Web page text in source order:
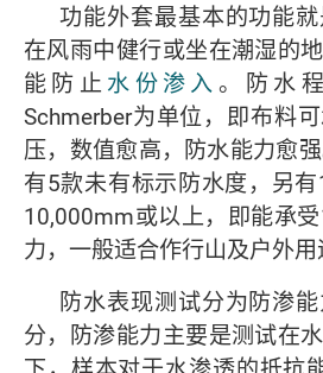
功能外套最基本的功能
在风雨中健行或坐在潮湿的
能防止水份渗入 。防水
Schmerber为单位，即布料
压，数值愈高，防水能力愈强
有5款未有标示防水度，另
10,000mm或以上，即能承
力，一般适合作行山及户外用
防水表现测试分为防渗
分，防渗能力主要是测试在